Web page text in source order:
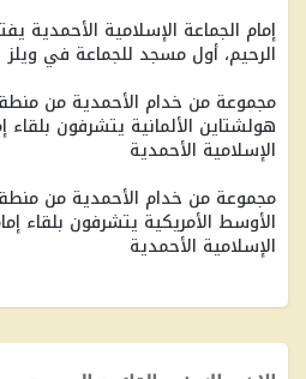
إمام الجماعة الإسلامية الأحمدية
الرحيم، أول مسجد للجماعة في ويلز
مجموعة من خدام الأحمدية من
هولشتاين الألمانية يتشرفون بلقاء
الإسلامية الأحمدية
مجموعة من خدام الأحمدية من
الأوسط الأمريكية يتشرفون بلقاء
الإسلامية الأحمدية